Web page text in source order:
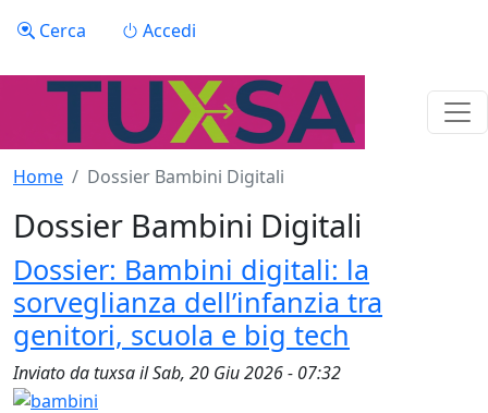
Menu profilo utente
Cerca Accedi
Home Dossier Bambini Digitali
Dossier Bambini Digitali
Dossier: Bambini digitali: la
sorveglianza dell’infanzia tra
genitori, scuola e big tech
Inviato datuxsailSab, 20 Giu 2026 - 07:32